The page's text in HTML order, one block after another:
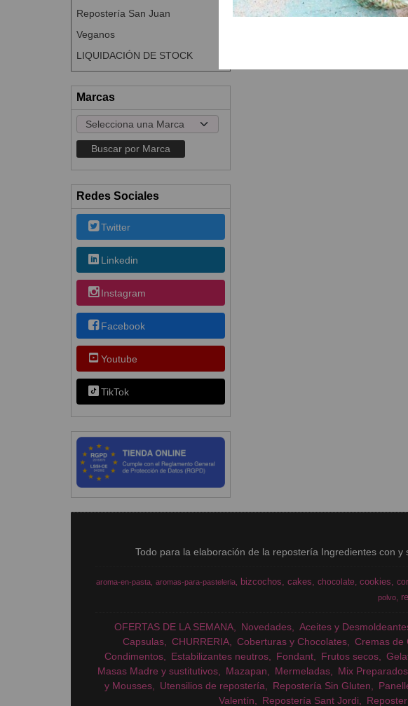
Repostería San Juan
Veganos
LIQUIDACIÓN DE STOCK
Marcas
Redes Sociales
Twitter
Linkedin
Instagram
Facebook
Youtube
TikTok
Todo para la elaboración de la repostería Ingredientes con
aroma-en-pasta aromas-para-pasteleria bizcochos cakes chocolate cookies
polvo
OFERTAS DE LA SEMANA Novedades Aceites y
Capsulas
CHURRERIA Coberturas y Chocolates Cremas de
Condimentos
Estabilizantes neutros Fondant Frutos secos
Masas Madre y sustitutivos
Mazapan Mermeladas Mix
y Mousses
Utensilios de repostería Repostería Sin Gluten
Valentín
Repostería Sant Jordi